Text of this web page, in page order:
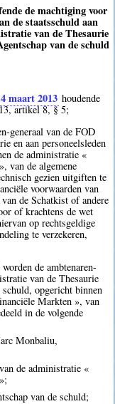
de machtiging voor
de staatsschuld aan
van de Thesaurie
van de schuld
maart 2013 houdende
artikel 8, § 5;
generaal van de FOD
en aan personeelsleden
de administratie «
van de algemene
gezien uitgiften te
voorwaarden van
de Schatkist of andere
of krachtens de wet
op rechtsgeldige
te verzekeren,
de ambtenaren-
van de Thesaurie
schuld, opgericht binnen
Markten », van
in de volgende
Monbaliu,
de administratie «
van de schuld;